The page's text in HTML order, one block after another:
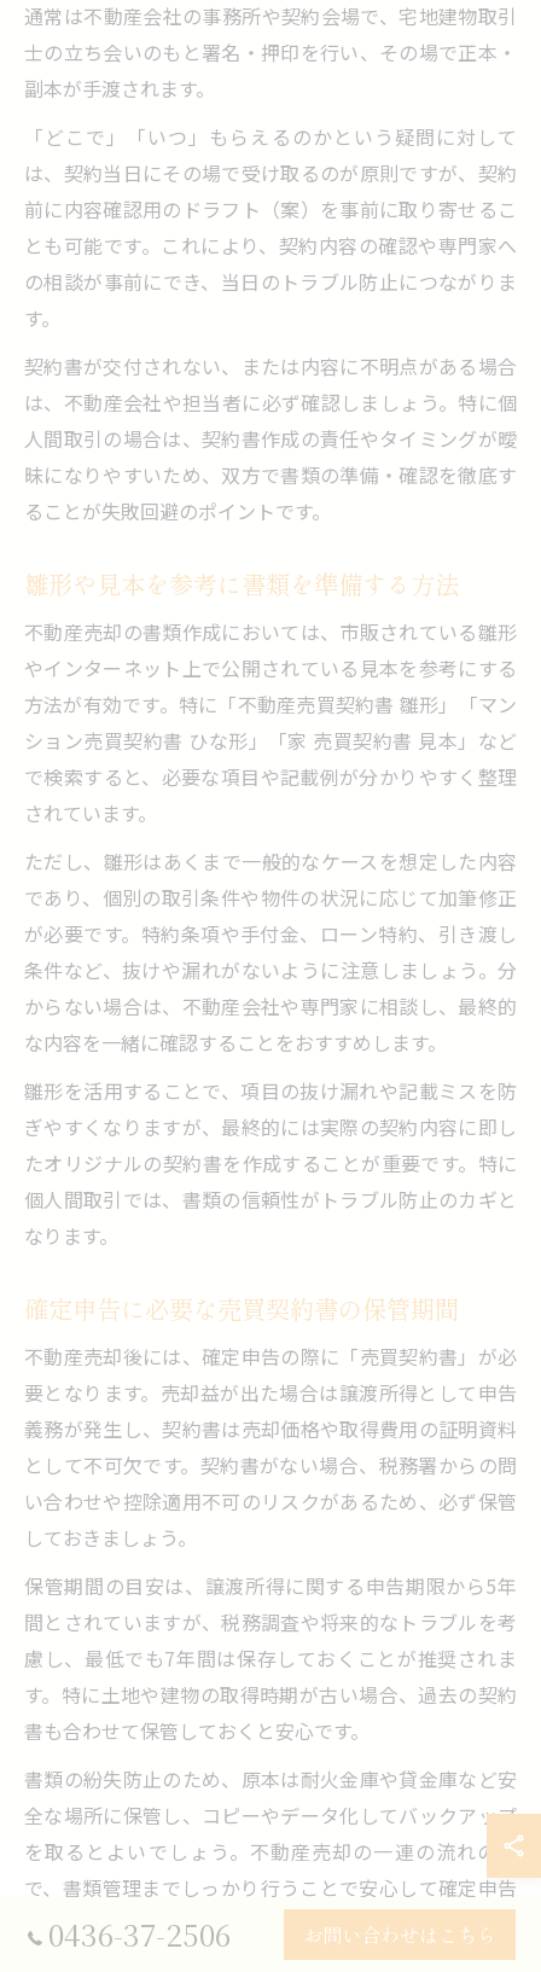
通常は不動産会社の事務所や契約会場で、宅地建物取引
士の立ち会いのもと署名・押印を行い、その場で正本・
副本が手渡されます。
「どこで」「いつ」もらえるのかという疑問に対して
は、契約当日にその場で受け取るのが原則ですが、契約
前に内容確認用のドラフト（案）を事前に取り寄せるこ
とも可能です。これにより、契約内容の確認や専門家へ
の相談が事前にでき、当日のトラブル防止につながりま
す。
契約書が交付されない、または内容に不明点がある場合
は、不動産会社や担当者に必ず確認しましょう。特に個
人間取引の場合は、契約書作成の責任やタイミングが曖
昧になりやすいため、双方で書類の準備・確認を徹底す
ることが失敗回避のポイントです。
雛形や見本を参考に書類を準備する方法
不動産売却の書類作成においては、市販されている雛形
やインターネット上で公開されている見本を参考にする
方法が有効です。特に「不動産売買契約書 雛形」「マン
ション売買契約書 ひな形」「家 売買契約書 見本」など
で検索すると、必要な項目や記載例が分かりやすく整理
されています。
ただし、雛形はあくまで一般的なケースを想定した内容
であり、個別の取引条件や物件の状況に応じて加筆修正
が必要です。特約条項や手付金、ローン特約、引き渡し
条件など、抜けや漏れがないように注意しましょう。分
からない場合は、不動産会社や専門家に相談し、最終的
な内容を一緒に確認することをおすすめします。
雛形を活用することで、項目の抜け漏れや記載ミスを防
ぎやすくなりますが、最終的には実際の契約内容に即し
たオリジナルの契約書を作成することが重要です。特に
個人間取引では、書類の信頼性がトラブル防止のカギと
なります。
確定申告に必要な売買契約書の保管期間
不動産売却後には、確定申告の際に「売買契約書」が必
要となります。売却益が出た場合は譲渡所得として申告
義務が発生し、契約書は売却価格や取得費用の証明資料
として不可欠です。契約書がない場合、税務署からの問
い合わせや控除適用不可のリスクがあるため、必ず保管
しておきましょう。
保管期間の目安は、譲渡所得に関する申告期限から5年
間とされていますが、税務調査や将来的なトラブルを考
慮し、最低でも7年間は保存しておくことが推奨されま
す。特に土地や建物の取得時期が古い場合、過去の契約
書も合わせて保管しておくと安心です。
書類の紛失防止のため、原本は耐火金庫や貸金庫など安
全な場所に保管し、コピーやデータ化してバックアップ
を取るとよいでしょう。不動産売却の一連の流れの中
で、書類管理までしっかり行うことで安心して確定申告
を迎えられます。
0436-37-2506 お問い合わせはこちら